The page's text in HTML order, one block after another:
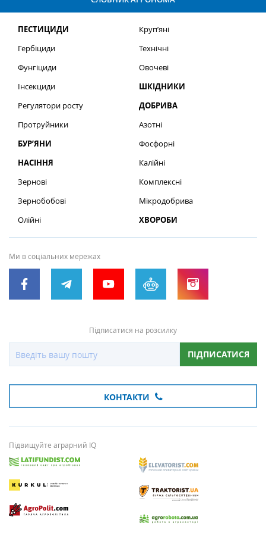
ПЕСТИЦИДИ
Гербіциди
Фунгіциди
Інсекциди
Регулятори росту
Протруйники
БУР’ЯНИ
НАСІННЯ
Зернові
Зернобобові
Олійні
Круп’яні
Технічні
Овочеві
ШКІДНИКИ
ДОБРИВА
Азотні
Фосфорні
Калійні
Комплексні
Мікродобрива
ХВОРОБИ
Ми в соціальних мережах
Підписатися на розсилку
ПІДПИСАТИСЯ
КОНТАКТИ
Підвищуйте аграрний IQ